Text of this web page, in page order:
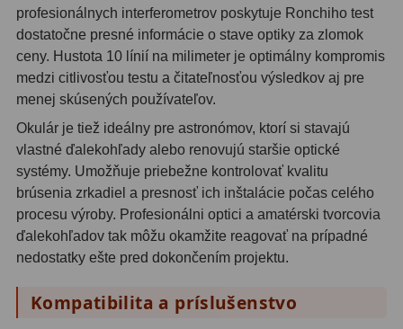
Adaptéry T239
Adaptéry M4833
Filtry L-RGB 7
Filtry Pass6
Filtry Block10
Filtry Clip5
Filtry CCD Hα, OIII7
Rovnače a reduktory
profesionálnych interferometrov poskytuje Ronchiho test
dostatočne presné informácie o stave optiky za zlomok
ceny. Hustota 10 línií na milimeter je optimálny kompromis
medzi citlivosťou testu a čitateľnosťou výsledkov aj pre
menej skúsených používateľov.
Okulár je tiež ideálny pre astronómov, ktorí si stavajú
vlastné ďalekohľady alebo renovujú staršie optické
systémy. Umožňuje priebežne kontrolovať kvalitu
brúsenia zrkadiel a presnosť ich inštalácie počas celého
procesu výroby. Profesionálni optici a amatérski tvorcovia
ďalekohľadov tak môžu okamžite reagovať na prípadné
nedostatky ešte pred dokončením projektu.
Kompatibilita a príslušenstvo